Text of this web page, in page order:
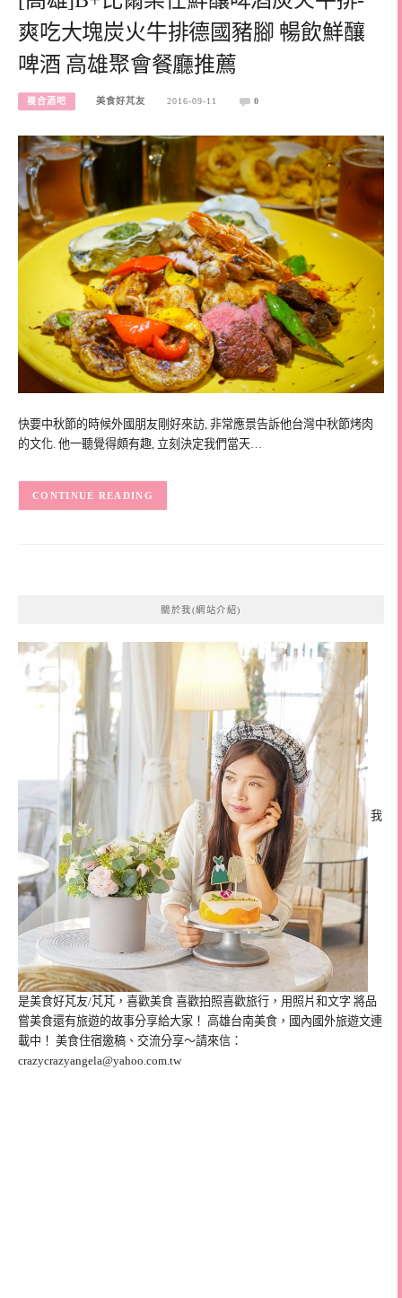
爽吃大塊炭火牛排德國豬腳 暢飲鮮釀
啤酒 高雄聚會餐廳推薦
複合酒吧 美食好芃友 2016-09-11 0
快要中秋節的時候外國朋友剛好來訪, 非常應景告訴他台灣中秋節烤肉
的文化. 他一聽覺得頗有趣, 立刻決定我們當天…
CONTINUE READING
關於我(網站介紹)
我
是美食好芃友/芃芃，喜歡美食 喜歡拍照喜歡旅行，用照片和文字 將品
嘗美食還有旅遊的故事分享給大家！ 高雄台南美食，國內國外旅遊文連
載中！ 美食住宿邀稿、交流分享～請來信：
crazycrazyangela@yahoo.com.tw